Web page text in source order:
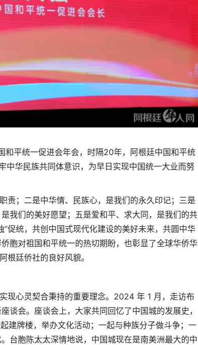
平统一促进会年会，时隔20年，阿根廷中国和平统
中华民族共同体意识，为早日实现中国统一大业而努
责；二是中华情、民族心，是我们的永久印记；三是
我们的美好愿望；五是爱和平、求大同，是我们的共
促统，共创中国式现代化建设的美好未来，共圆中华
胞对祖国和平统一的热切期盼，也彰显了全球华侨华
根廷侨社的良好风貌。
现心灵契合秉持的重要理念。2024 年 1 月，走访布
谈会。座谈会上，大家共同回忆了中国城的发展史，
建牌楼，举办文化活动；一起与种族分子做斗争；一
台胞陈太太深情地说，中国城现在是南美洲最大的中